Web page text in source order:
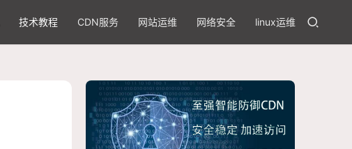
技术教程 CDN服务 网站运维 网络安全 linux运维